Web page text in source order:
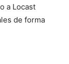
a Locast
de forma